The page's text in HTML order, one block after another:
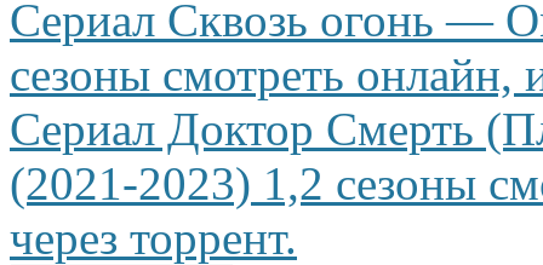
Сериал Сквозь огонь —
сезоны смотреть онлайн,
Сериал Доктор Смерть
(2021-2023) 1,2 сезоны
через торрент.